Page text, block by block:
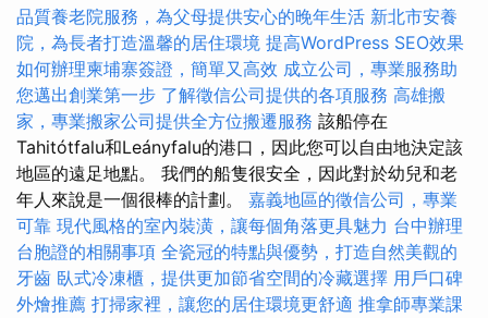
品質養老院服務，為父母提供安心的晚年生活 新北市安養
院，為長者打造溫馨的居住環境 提高WordPress SEO效果
如何辦理柬埔寨簽證，簡單又高效 成立公司，專業服務助
您邁出創業第一步 了解徵信公司提供的各項服務 高雄搬
家，專業搬家公司提供全方位搬遷服務 該船停在
Tahitótfalu和Leányfalu的港口，因此您可以自由地決定該
地區的遠足地點。 我們的船隻很安全，因此對於幼兒和老
年人來說是一個很棒的計劃。 嘉義地區的徵信公司，專業
可靠 現代風格的室內裝潢，讓每個角落更具魅力 台中辦理
台胞證的相關事項 全瓷冠的特點與優勢，打造自然美觀的
牙齒 臥式冷凍櫃，提供更加節省空間的冷藏選擇 用戶口碑
外燴推薦 打掃家裡，讓您的居住環境更舒適 推拿師專業課